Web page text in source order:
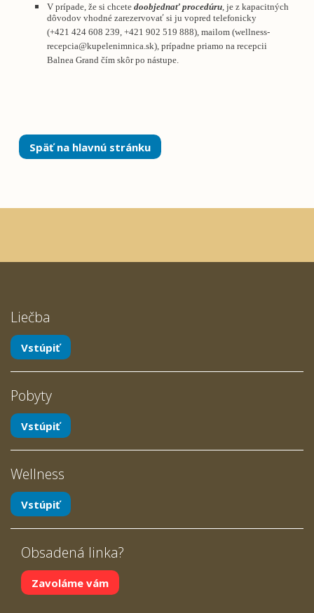
V prípade, že si chcete doobjednať procedúru, je z kapacitných
dôvodov vhodné zarezervovať si ju vopred telefonicky
(+421 424 608 239, +421 902 519 888), mailom (wellness-
recepcia@kupelenimnica.sk), prípadne priamo na recepcii
Balnea Grand čím skôr po nástupe.
Späť na hlavnú stránku
Liečba
Vstúpiť
Pobyty
Vstúpiť
Wellness
Vstúpiť
Obsadená linka?
Zavoláme vám